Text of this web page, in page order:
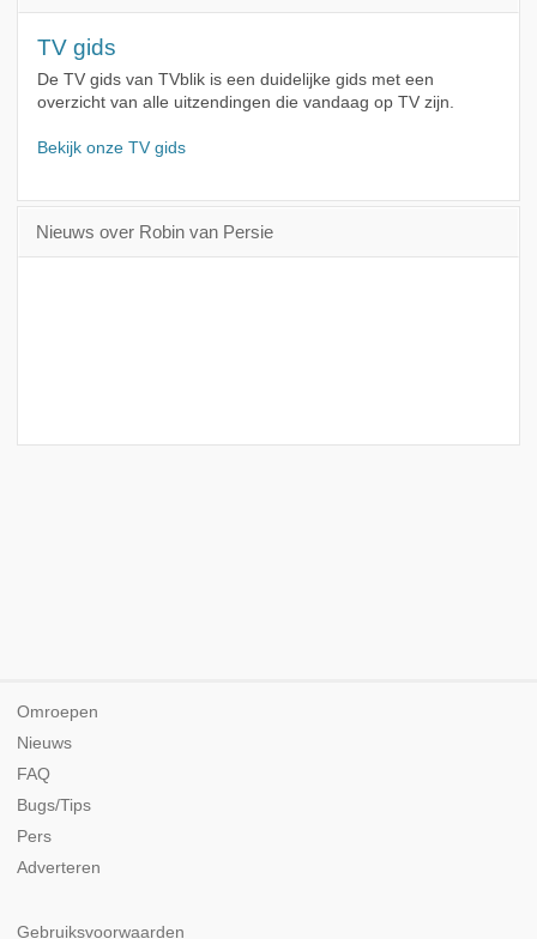
TV gids
De TV gids van TVblik is een duidelijke gids met een
overzicht van alle uitzendingen die vandaag op TV zijn.
Bekijk onze TV gids
Nieuws over Robin van Persie
Omroepen
Nieuws
FAQ
Bugs/Tips
Pers
Adverteren
Gebruiksvoorwaarden